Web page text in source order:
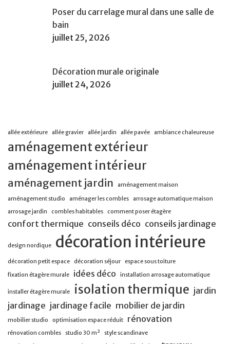
Poser du carrelage mural dans une salle de
bain
juillet 25, 2026
Décoration murale originale
juillet 24, 2026
allée extérieure allée gravier allée jardin allée pavée ambiance chaleureuse
aménagement extérieur
aménagement intérieur
aménagement jardin aménagement maison
aménagement studio aménager les combles
arrosage automatique maison
arrosage jardin
combles habitables comment poser étagère
confort thermique conseils déco conseils jardinage
design nordique décoration intérieure
décoration petit espace décoration séjour
espace sous toiture
fixation étagère murale
idées déco installation arrosage automatique
installer étagère murale isolation thermique jardin
jardinage jardinage facile mobilier de jardin
mobilier studio optimisation espace réduit rénovation
rénovation combles studio 30 m²
style scandinave